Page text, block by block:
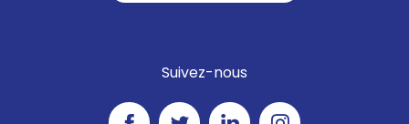
Suivez-nous